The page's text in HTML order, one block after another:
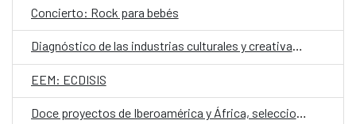
Concierto: Rock para bebés
Diagnóstico de las industrias culturales y creativas en Guatemala
EEM: ECDISIS
Doce proyectos de Iberoamérica y África, seleccionados en la convocatoria E·CO/26: Sobre el tiempo